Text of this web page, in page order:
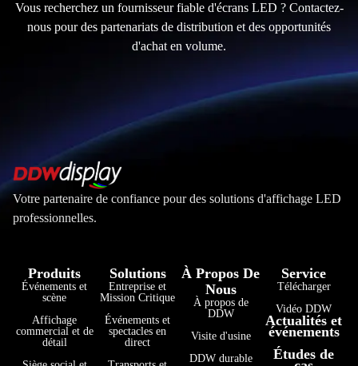
Vous recherchez un fournisseur fiable d'écrans LED ? Contactez-
nous pour des partenariats de distribution et des opportunités
d'achat en volume.
Votre partenaire de confiance pour des solutions d'affichage LED
professionnelles.
Produits
Événements et
scène
Affichage
commercial et de
détail
Solutions
Entreprise et
Mission Critique
Événements et
spectacles en
direct
À Propos De
Nous
À propos de
DDW
Visite d'usine
DDW durable
Service
Télécharger
Vidéo DDW
Actualités et
événements
Études de
فارسی